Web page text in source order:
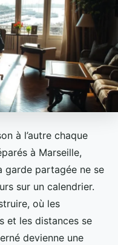
à l’autre chaque
à Marseille,
garde partagée ne se
sur un calendrier.
où les
et les distances se
devienne une